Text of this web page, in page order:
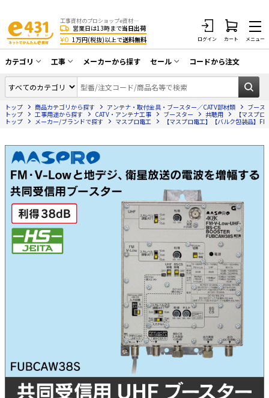
工事資材のプロショップe資材 CATV・アンテナ・防犯・光・LAN・電気・空調工事など
営業日は13時まで当日出荷
¥0 1万円(税抜)以上で送料無料 ログイン カート メニュー
カテゴリ
同軸ケーブル／テレビ用接栓／関連工具
アンテナ・取付金具・ブースター／CATV
部材類
防犯工事関連
HDMIケーブル・周辺機器／RCAケーブル
電話線／コネクタ／アダプタ
光ファイバー・融着接続機関連
LANケーブル・コネクタ・関連資材/機器
エアコン・換気扇・空調資材
太陽光発電ケーブル・コネクタ・関連資
電源ケーブル／コネクタ／分電盤／ブレ
電源タップ・延長コード
工事
CATV・アンテナ工事
光工事・FTTH工事
防犯カメラ工事
LAN配線工事
電話工事
電気配管工事
EV充電設備工事
太陽光発電工事
メーカーから探す セール
在庫一掃セール
コードから注文
トップ 商品カテゴリから探す アンテナ・取付金具・ブースター／CATV部材類
ブース
トップ
工事用途から探す CATV・アンテナ工事 ブースター 共聴用
【マスプ
トップ
メーカー/ブランドで探す マスプロ電工 【マスプロ電工】【バルク包装品】